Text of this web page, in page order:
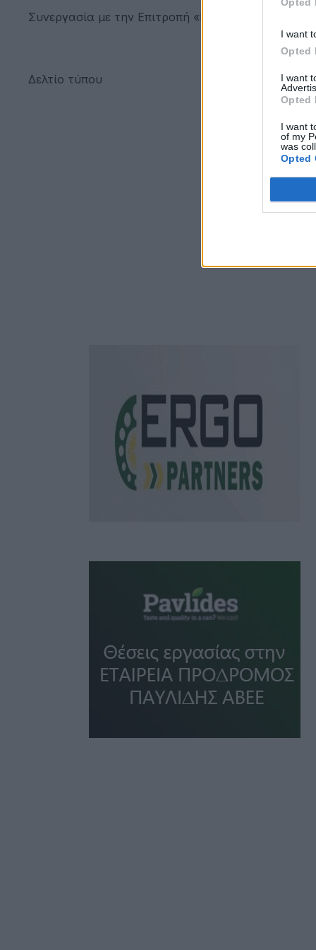
I want
Opted
I want
Opted
I want
of my
was
Opted
Συνεργασία με την Επιτροπή «Ελλάδα 2021».
Δελτίο τύπου